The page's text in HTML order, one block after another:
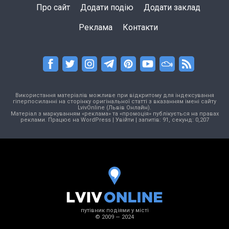
Про сайт Додати подію Додати заклад
Реклама Контакти
Використання матеріалів можливе при відкритому для індексування
гіперпосиланні на сторінку оригінальної статті з вказанням імені сайту
LvivOnline (Львів Онлайн).
Матеріал з маркуванням «реклама» та «промоція» публікується на правах
реклами. Працює на WordPress| Увійти | запитів: 91, секунд: 0,207
путівник подіями у місті
© 2009 — 2024